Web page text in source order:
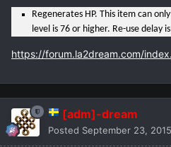
Regenerates HP. This item can
level is 76 or higher. Re-use delay
https://forum.la2dream.com/
[adm]-dream
Posted September 23, 2015